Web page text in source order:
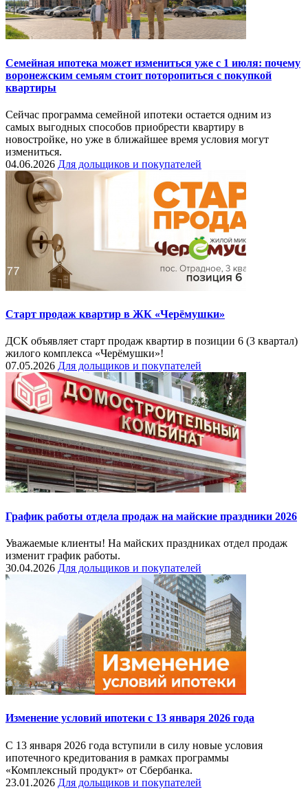
Семейная ипотека может измениться уже с 1 июля: почему
воронежским семьям стоит поторопиться с покупкой
квартиры
Сейчас программа семейной ипотеки остается одним из
самых выгодных способов приобрести квартиру в
новостройке, но уже в ближайшее время условия могут
измениться.
04.06.2026 Для дольщиков и покупателей
Старт продаж квартир в ЖК «Черёмушки»
ДСК объявляет старт продаж квартир в позиции 6 (3 квартал)
жилого комплекса «Черёмушки»!
07.05.2026 Для дольщиков и покупателей
График работы отдела продаж на майские праздники 2026
Уважаемые клиенты! На майских праздниках отдел продаж
изменит график работы.
30.04.2026 Для дольщиков и покупателей
Изменение условий ипотеки с 13 января 2026 года
С 13 января 2026 года вступили в силу новые условия
ипотечного кредитования в рамках программы
«Комплексный продукт» от Сбербанка.
23.01.2026 Для дольщиков и покупателей